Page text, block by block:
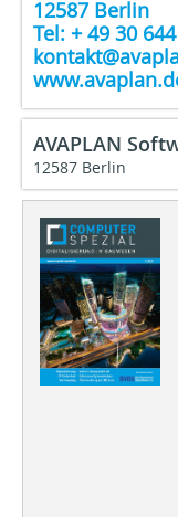
12587 Berlin
Tel: + 49 30
AVAPLAN
12587 Berlin